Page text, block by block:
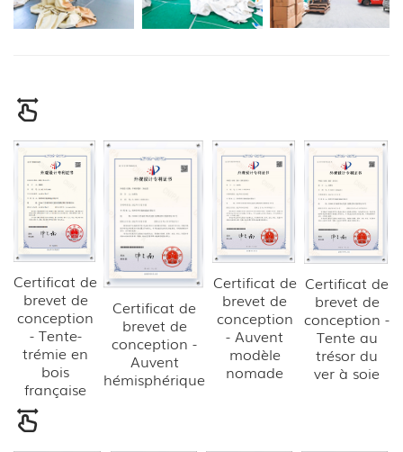
Certificat de
brevet de
conception
- Tente-
trémie en
bois
française
Certificat de
brevet de
conception -
Auvent
hémisphérique
Certificat de
brevet de
conception
- Auvent
modèle
nomade
Certificat de
brevet de
conception -
Tente au
trésor du
ver à soie